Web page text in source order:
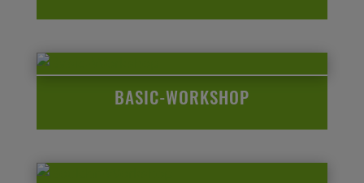
BASIC-WORKSHOP